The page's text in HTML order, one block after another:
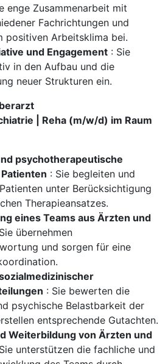
enge Zusammenarbeit mit
Fachrichtungen und
positiven Arbeitsklima bei.
und Engagement : Sie
in den Aufbau und die
neuer Strukturen ein.
| Reha (m/w/d) im Raum
psychotherapeutische
: Sie begleiten und
unter Berücksichtigung
Therapieansatzes.
eines Teams aus Ärzten und
übernehmen
und sorgen für eine
: Sie bewerten die
psychische Belastbarkeit der
entsprechende Gutachten.
Weiterbildung von Ärzten und
unterstützen die fachliche und